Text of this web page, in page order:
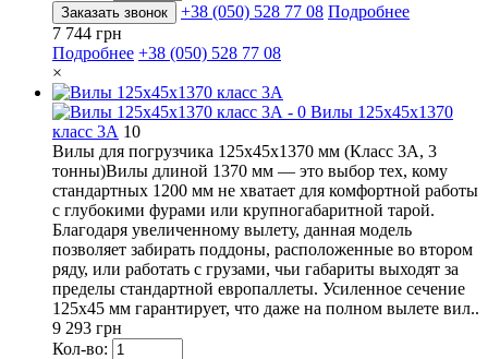
Заказать звонок +38 (050) 528 77 08 Подробнее
7 744 грн
Подробнее +38 (050) 528 77 08
×
Вилы 125х45х1370
класс 3А 10
Вилы для погрузчика 125х45х1370 мм (Класс 3А, 3
тонны)Вилы длиной 1370 мм — это выбор тех, кому
стандартных 1200 мм не хватает для комфортной работы
с глубокими фурами или крупногабаритной тарой.
Благодаря увеличенному вылету, данная модель
позволяет забирать поддоны, расположенные во втором
ряду, или работать с грузами, чьи габариты выходят за
пределы стандартной европаллеты. Усиленное сечение
125х45 мм гарантирует, что даже на полном вылете вил..
9 293 грн
Кол-во: